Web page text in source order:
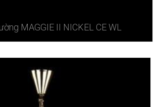
MAGGIE II NICKEL CE WL